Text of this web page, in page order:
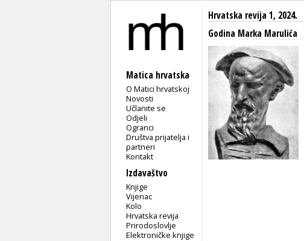
Matica hrvatska
O Matici hrvatskoj
Novosti
Učlanite se
Odjeli
Ogranci
Društva prijatelja i
partneri
Kontakt
Izdavaštvo
Knjige
Vijenac
Kolo
Hrvatska revija
Prirodoslovlje
Elektroničke knjige
Hrvatska revija 1, 2024.
Godina Marka Marulića